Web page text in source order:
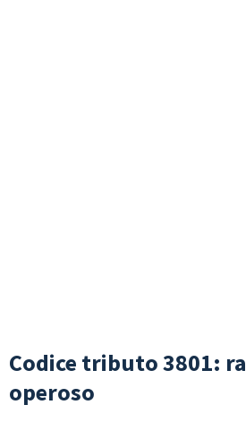
Codice tributo 3801:
operoso